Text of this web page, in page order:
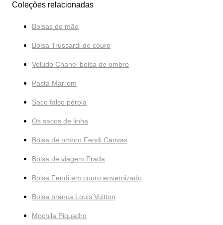
Coleções relacionadas
Bolsas de mão
Bolsa Trussardi de couro
Veludo Chanel bolsa de ombro
Pasta Marrom
Saco falso pérola
Os sacos de linha
Bolsa de ombro Fendi Canvas
Bolsa de viagem Prada
Bolsa Fendi em couro envernizado
Bolsa branca Louis Vuitton
Mochila Piquadro